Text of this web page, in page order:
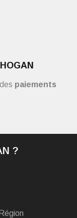
paiements
?